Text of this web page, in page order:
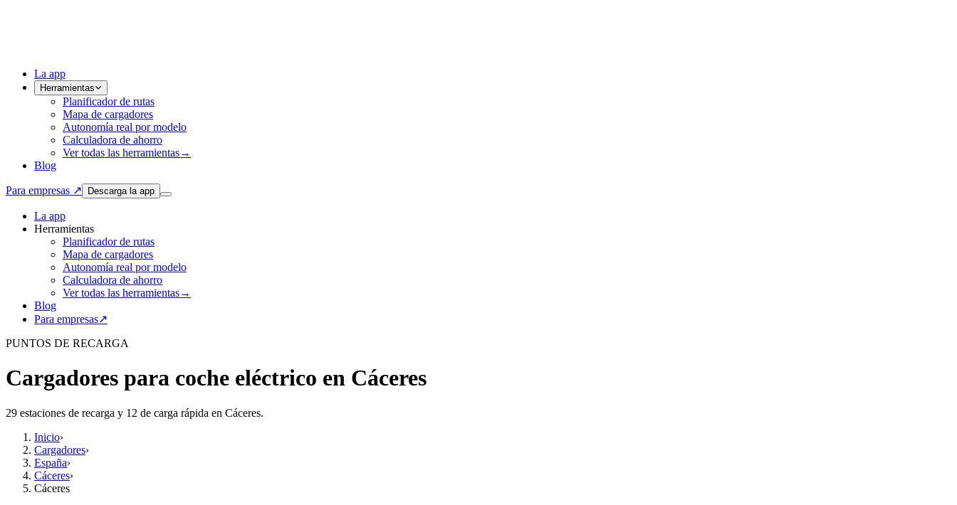
La app
Herramientas
Planificador de rutas
Mapa de cargadores
Autonomía real por modelo
Calculadora de ahorro
Ver todas las herramientas→
Blog
Para empresas ↗ Descarga la app
La app
Herramientas
Planificador de rutas
Mapa de cargadores
Autonomía real por modelo
Calculadora de ahorro
Ver todas las herramientas→
Blog
Para empresas↗
PUNTOS DE RECARGA
Cargadores para coche eléctrico en Cáceres
29 estaciones de recarga y 12 de carga rápida en Cáceres.
Inicio›
Cargadores›
España›
Cáceres›
Cáceres